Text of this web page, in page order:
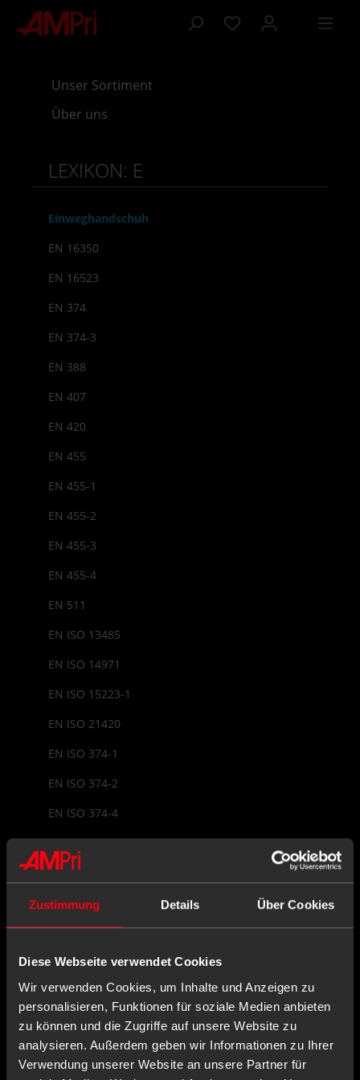
Zustimmung Details Über Cookies
Diese Webseite verwendet Cookies
Wir verwenden Cookies, um Inhalte und Anzeigen zu
personalisieren, Funktionen für soziale Medien anbieten
zu können und die Zugriffe auf unsere Website zu
analysieren. Außerdem geben wir Informationen zu Ihrer
Verwendung unserer Website an unsere Partner für
springen
Unser Sortiment
Über uns
LEXIKON: E
Einweghandschuh
EN 16350
EN 16523
EN 374
EN 374-3
EN 388
EN 407
EN 420
EN 455
EN 455-1
EN 455-2
EN 455-3
EN 455-4
EN 511
EN ISO 13485
EN ISO 14971
EN ISO 15223-1
EN ISO 21420
EN ISO 374-1
EN ISO 374-2
EN ISO 374-4
EN ISO 374-5
EN ISO 9001
EU-Baumusterprüfung
EU-Konformitätserklärung
EU-Repräsentant
EUDAMED
Lexikon Navigation